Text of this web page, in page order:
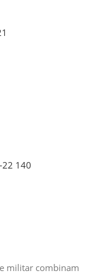
22 140
militar combinam